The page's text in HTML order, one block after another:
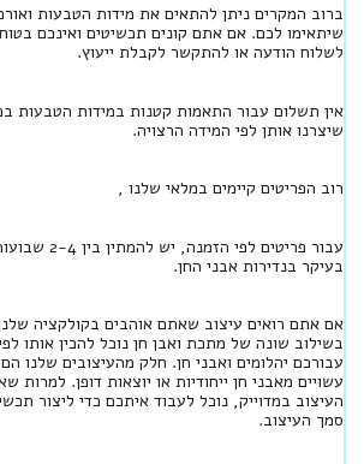
ברוב המקרים ניתן להתאים את מידות הטבעות
שיתאימו לכם. אם אתם קונים תכשיטים ואינכם
לשלוח הודעה או להתקשר לקבלת ייעוץ.
אין תשלום עבור התאמות קטנות במידות הטבעות
שיצרנו אותן לפי המידה הרצויה.
רוב הפריטים קיימים במלאי שלנו ,
עבור פריטים
בעיקר בנדירות אבני החן.
אם אתם רואים עיצוב שאתם אוהבים בקולקציה
בשילוב שונה של מתכת ואבן חן נוכל להכין אותו
עבורכם יהלומים ואבני חן. חלק מהעיצובים שלנו
עשויים מאבני חן ייחודיות או יוצאות דופן. למרות
העיצוב במדוייק, נוכל לעבוד איתכם כדי ליצור
סמך העיצוב.